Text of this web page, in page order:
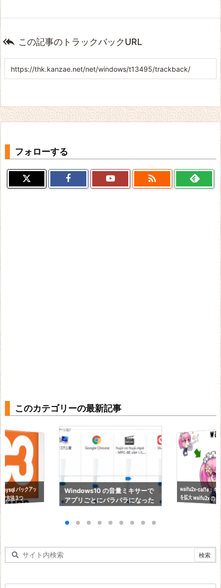
 この記事のトラックバックURL
フォローする

このカテゴリーの最新記事
バックアッ
方法３つ
Windows10 の音量ミキサーで
アプリごとにバラバラになった
waifu2x-caffe：キ
を拡大 waifu2x の